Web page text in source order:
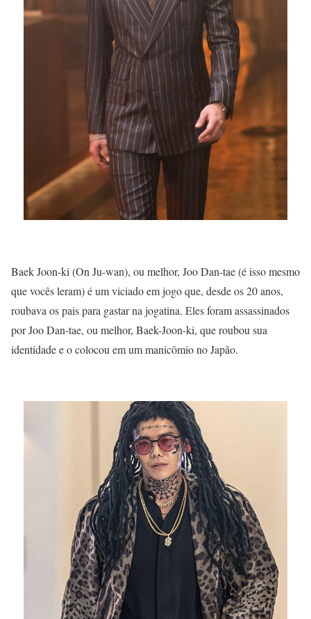
Baek Joon-ki (On Ju-wan), ou melhor, Joo Dan-tae (é isso mesmo
que vocês leram) é um viciado em jogo que, desde os 20 anos,
roubava os pais para gastar na jogatina. Eles foram assassinados
por Joo Dan-tae, ou melhor, Baek-Joon-ki, que roubou sua
identidade e o colocou em um manicômio no Japão.